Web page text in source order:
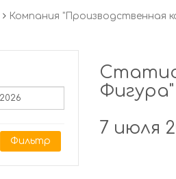
Компания "Производственная
Фильтр
Фигура"
7 июля